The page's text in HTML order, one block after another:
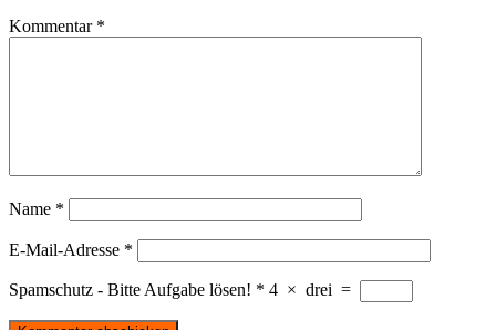
Kommentar *
Name *
E-Mail-Adresse *
Spamschutz - Bitte Aufgabe lösen! * 4 × drei =